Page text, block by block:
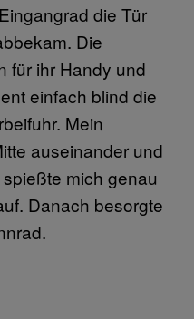
die Tür
Die
für ihr Handy und
einfach blind die
Mein
auseinander und
mich genau
Danach besorgte